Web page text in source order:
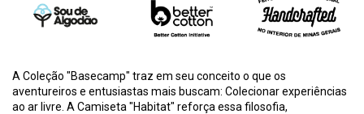
A Coleção "Basecamp" traz em seu conceito o que os
aventureiros e entusiastas mais buscam: Colecionar experiências
ao ar livre. A Camiseta "Habitat" reforça essa filosofia,